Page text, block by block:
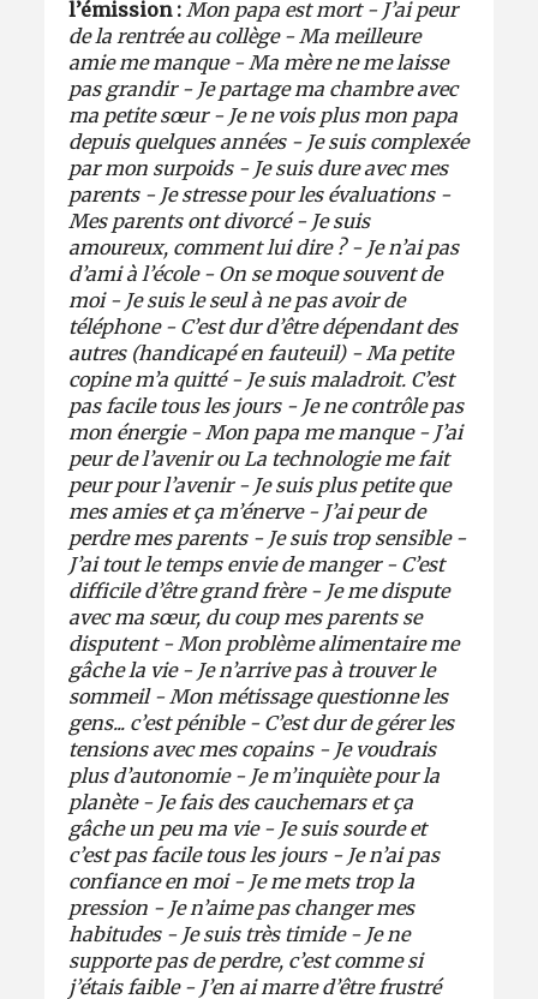
l’émission : Mon papa est mort - J’ai peur
de la rentrée au collège - Ma meilleure
amie me manque - Ma mère ne me laisse
pas grandir - Je partage ma chambre avec
ma petite sœur - Je ne vois plus mon papa
depuis quelques années - Je suis complexée
par mon surpoids - Je suis dure avec mes
parents - Je stresse pour les évaluations -
Mes parents ont divorcé - Je suis
amoureux, comment lui dire ? - Je n’ai pas
d’ami à l’école - On se moque souvent de
moi - Je suis le seul à ne pas avoir de
téléphone - C’est dur d’être dépendant des
autres (handicapé en fauteuil) - Ma petite
copine m’a quitté - Je suis maladroit. C’est
pas facile tous les jours - Je ne contrôle pas
mon énergie - Mon papa me manque - J’ai
peur de l’avenir ou La technologie me fait
peur pour l’avenir - Je suis plus petite que
mes amies et ça m’énerve - J’ai peur de
perdre mes parents - Je suis trop sensible -
J’ai tout le temps envie de manger - C’est
difficile d’être grand frère - Je me dispute
avec ma sœur, du coup mes parents se
disputent - Mon problème alimentaire me
gâche la vie - Je n’arrive pas à trouver le
sommeil - Mon métissage questionne les
gens... c’est pénible - C’est dur de gérer les
tensions avec mes copains - Je voudrais
plus d’autonomie - Je m’inquiète pour la
planète - Je fais des cauchemars et ça
gâche un peu ma vie - Je suis sourde et
c’est pas facile tous les jours - Je n’ai pas
confiance en moi - Je me mets trop la
pression - Je n’aime pas changer mes
habitudes - Je suis très timide - Je ne
supporte pas de perdre, c’est comme si
j’étais faible - J’en ai marre d’être frustré